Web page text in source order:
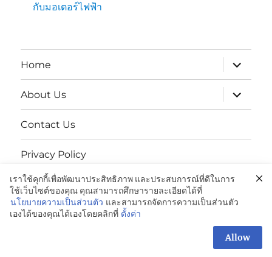
กับมอเตอร์ไฟฟ้า
Home
expand
child
menu
About Us
expand
child
menu
Contact Us
Privacy Policy
นโยบายความเป็นส่วนตัว
GREENVCi|ถุงพลาสติกป้องกันสนิม:081-042-4988
เราใช้คุกกี้เพื่อพัฒนาประสิทธิภาพ และประสบการณ์ที่ดีในการ
ใช้เว็บไซต์ของคุณ คุณสามารถศึกษารายละเอียดได้ที่
นโยบายความเป็นส่วนตัว และสามารถจัดการความเป็นส่วนตัว
เองได้ของคุณได้เองโดยคลิกที่ ตั้งค่า
Allow